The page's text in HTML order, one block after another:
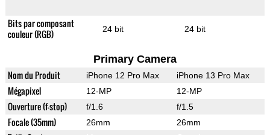
Bits par composant
couleur (RGB)
24 bit 24 bit
Primary Camera
Nom du Produit iPhone 12 Pro Max iPhone 13 Pro Max
Mégapixel 12-MP 12-MP
Ouverture (f-stop) f/1.6 f/1.5
Focale (35mm) 26mm 26mm